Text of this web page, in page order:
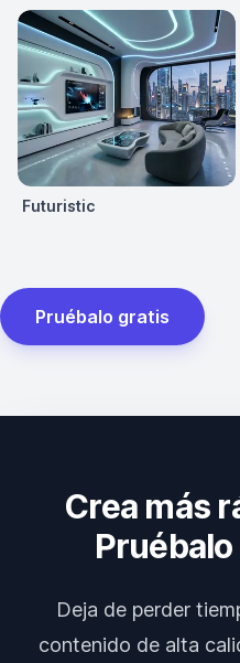
Futuristic
Pruébalo gratis
Crea más
Deja de perder
contenido de alta